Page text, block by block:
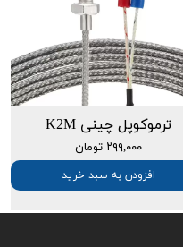
ترموکوپل چینی K2M
۲۹۹,۰۰۰ تومان
افزودن به سبد خرید